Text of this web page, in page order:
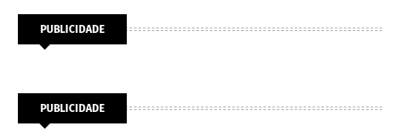
PUBLICIDADE
PUBLICIDADE